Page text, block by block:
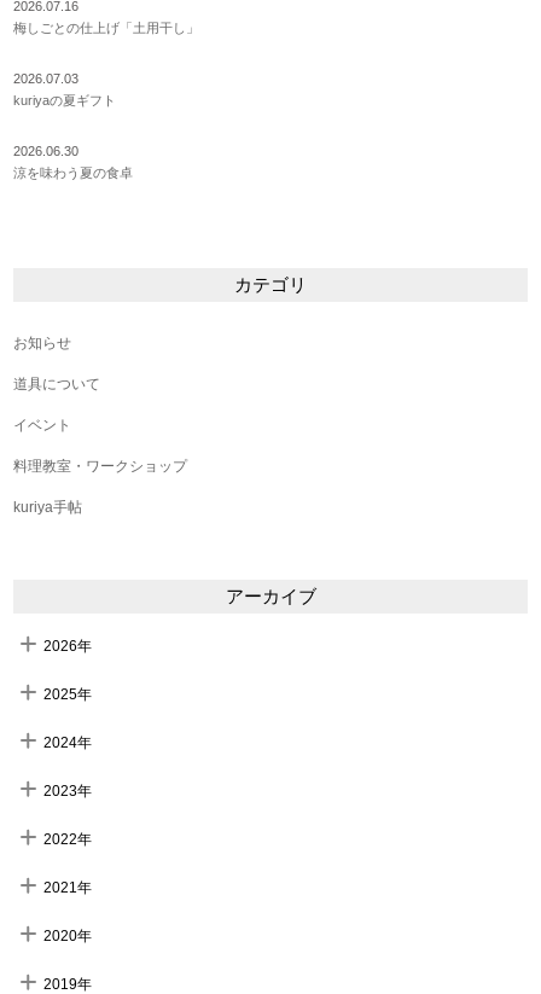
2026.07.16
梅しごとの仕上げ「土用干し」
2026.07.03
kuriyaの夏ギフト
2026.06.30
涼を味わう夏の食卓
カテゴリ
お知らせ
道具について
イベント
料理教室・ワークショップ
kuriya手帖
アーカイブ
2026年
2025年
2024年
2023年
2022年
2021年
2020年
2019年